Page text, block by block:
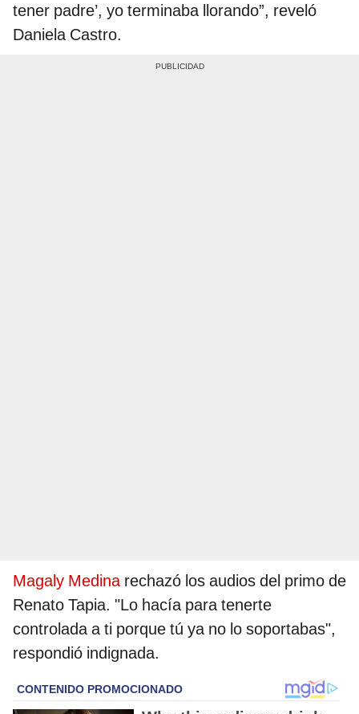
tener padre’, yo terminaba llorando”, reveló
Daniela Castro.
Magaly Medina rechazó los audios del primo de
Renato Tapia. "Lo hacía para tenerte
controlada a ti porque tú ya no lo soportabas",
respondió indignada.